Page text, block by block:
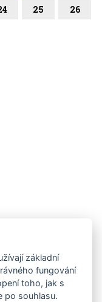
25 26
základní
fungování
toho, jak s
po souhlasu.